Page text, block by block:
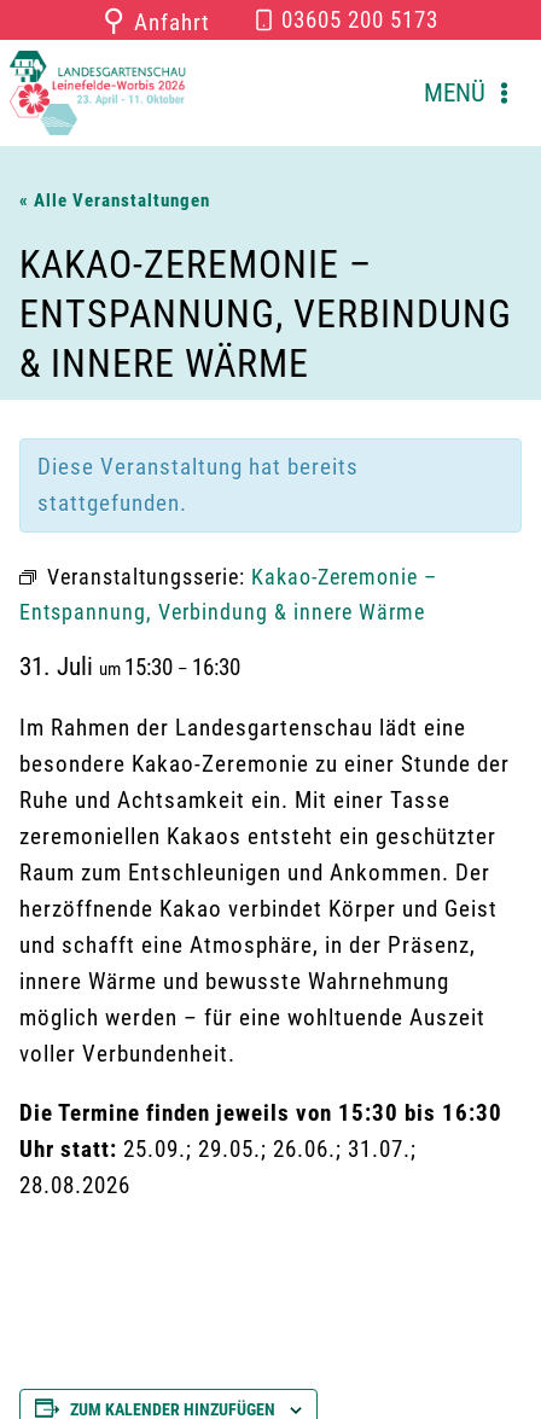
Inhalt
springen
⚲ Anfahrt 03605 200 5173
MENÜ
« Alle Veranstaltungen
KAKAO-ZEREMONIE –
ENTSPANNUNG, VERBINDUNG
& INNERE WÄRME
Diese Veranstaltung hat bereits
stattgefunden.
Veranstaltungsserie: Kakao-Zeremonie –
Entspannung, Verbindung & innere Wärme
31. Juli um 15:30 – 16:30
Im Rahmen der Landesgartenschau lädt eine
besondere Kakao-Zeremonie zu einer Stunde der
Ruhe und Achtsamkeit ein. Mit einer Tasse
zeremoniellen Kakaos entsteht ein geschützter
Raum zum Entschleunigen und Ankommen. Der
herzöffnende Kakao verbindet Körper und Geist
und schafft eine Atmosphäre, in der Präsenz,
innere Wärme und bewusste Wahrnehmung
möglich werden – für eine wohltuende Auszeit
voller Verbundenheit.
Die Termine finden jeweils von 15:30 bis 16:30
Uhr statt: 25.09.; 29.05.; 26.06.; 31.07.;
28.08.2026
ZUM KALENDER HINZUFÜGEN